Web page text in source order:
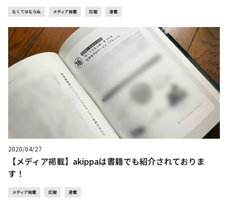
なくてはならぬ メディア掲載 広報 連載
2020/04/27
【メディア掲載】akippaは書籍でも紹介されておりま
す！
メディア掲載 広報 連載